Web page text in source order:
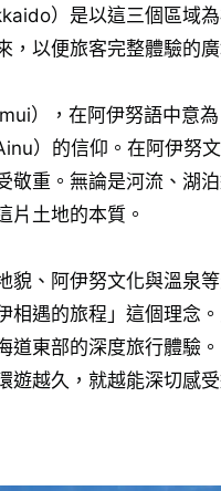
）是以這三個區域
以便旅客完整體驗的廣
），在阿伊努語中意
）的信仰。在阿伊努
重。無論是河流、湖
片土地的本質。
、阿伊努文化與溫泉
遇的旅程」這個理念
道東部的深度旅行體驗。
越久，就越能深切感